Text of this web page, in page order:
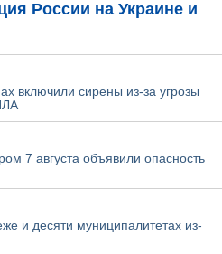
России на Украине и
включили сирены из-за угрозы
7 августа объявили опасность
и десяти муниципалитетах из-